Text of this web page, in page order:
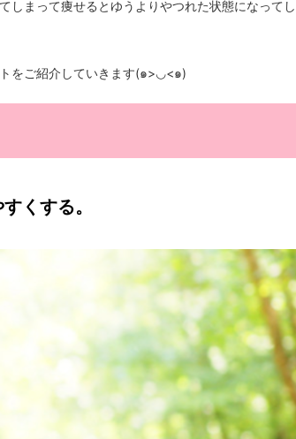
しまって痩せるとゆうよりやつれた状態になってし
をご紹介していきます(๑>◡<๑)
くする。